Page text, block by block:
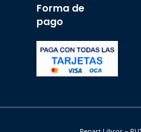
Forma de
pago